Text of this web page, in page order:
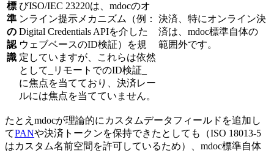
標
準
の
認
識
びISO/IEC 23220は、mdocのオ
ンライン提示メカニズム（例：
Digital Credentials APIを介した
ウェブベースのID検証）を規
定していますが、これらは依然
として_リモートでのID検証_
に焦点を当てており、決済レー
ルには焦点を当てていません。
決済、特にオンライン決
済は、mdoc標準自体の
範囲外です。
たとえmdocが理論的にカスタムデータフィールドを追加し
てPANや決済トークンを保持できたとしても（ISO 18013-5
はカスタム名前空間を許可しているため）、mdoc標準自体